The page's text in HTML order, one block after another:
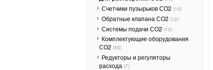
Счетчики пузырьков СО2 (15)
Обратные клапана СО2 (12)
Системы подачи СО2 (15)
Комплектующие оборудования
СО2 (55)
Редукторы и регуляторы
расхода (7)